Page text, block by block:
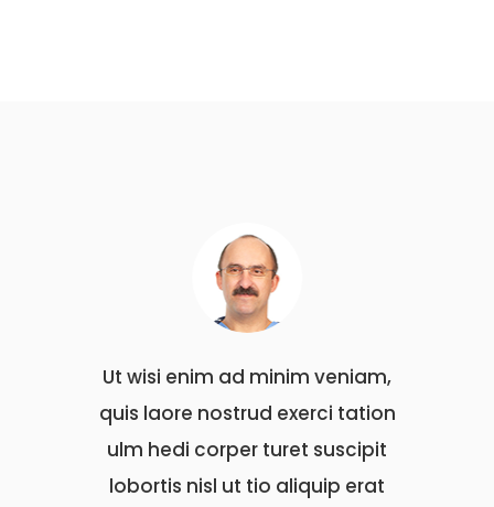
Ut wisi enim ad minim veniam,
quis laore nostrud exerci tation
ulm hedi corper turet suscipit
lobortis nisl ut tio aliquip erat